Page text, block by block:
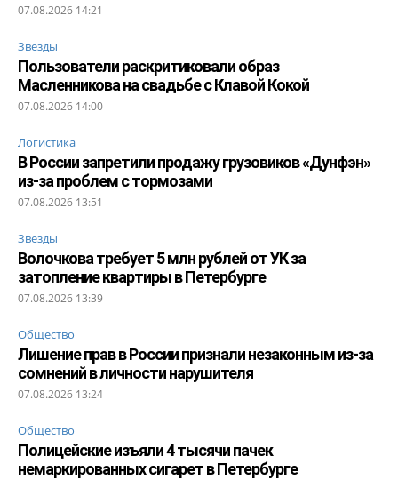
07.08.2026 14:21
Звезды
Пользователи раскритиковали образ
Масленникова на свадьбе с Клавой Кокой
07.08.2026 14:00
Логистика
В России запретили продажу грузовиков «Дунфэн»
из-за проблем с тормозами
07.08.2026 13:51
Звезды
Волочкова требует 5 млн рублей от УК за
затопление квартиры в Петербурге
07.08.2026 13:39
Общество
Лишение прав в России признали незаконным из-за
сомнений в личности нарушителя
07.08.2026 13:24
Общество
Полицейские изъяли 4 тысячи пачек
немаркированных сигарет в Петербурге